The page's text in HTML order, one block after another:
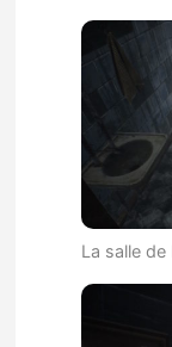
La salle